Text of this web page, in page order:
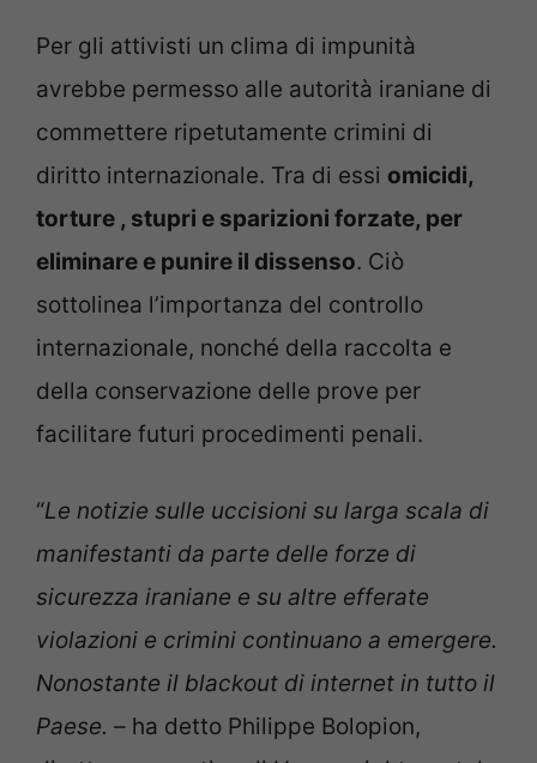
Per gli attivisti un clima di impunità
avrebbe permesso alle autorità iraniane di
commettere ripetutamente crimini di
diritto internazionale. Tra di essi omicidi,
torture , stupri e sparizioni forzate, per
eliminare e punire il dissenso. Ciò
sottolinea l’importanza del controllo
internazionale, nonché della raccolta e
della conservazione delle prove per
facilitare futuri procedimenti penali.
“Le notizie sulle uccisioni su larga scala di
manifestanti da parte delle forze di
sicurezza iraniane e su altre efferate
violazioni e crimini continuano a emergere.
Nonostante il blackout di internet in tutto il
Paese. – ha detto Philippe Bolopion,